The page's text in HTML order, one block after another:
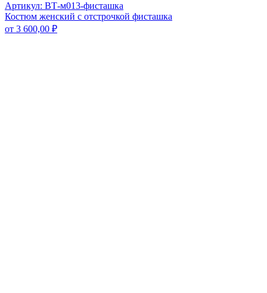
Артикул: ВТ-м013-фисташка
Костюм женский с отстрочкой фисташка
от 3 600,00 ₽